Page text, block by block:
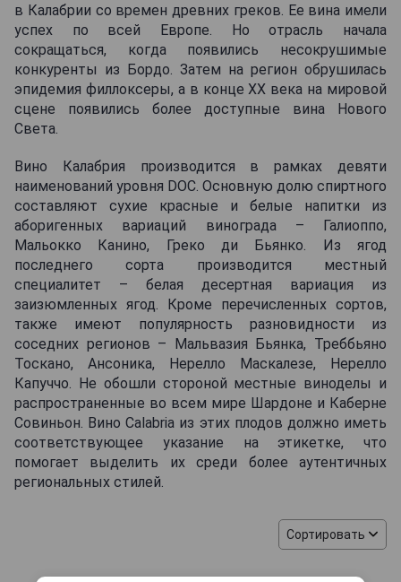
в Калабрии со времен древних греков. Ее вина имели
успех по всей Европе. Но отрасль начала
сокращаться, когда появились несокрушимые
конкуренты из Бордо. Затем на регион обрушилась
эпидемия филлоксеры, а в конце ХХ века на мировой
сцене появились более доступные вина Нового
Света.
Вино Калабрия производится в рамках девяти
наименований уровня DOC. Основную долю спиртного
составляют сухие красные и белые напитки из
аборигенных вариаций винограда – Галиоппо,
Мальокко Канино, Греко ди Бьянко. Из ягод
последнего сорта производится местный
специалитет – белая десертная вариация из
заизюмленных ягод. Кроме перечисленных сортов,
также имеют популярность разновидности из
соседних регионов – Мальвазия Бьянка, Треббьяно
Тоскано, Ансоника, Нерелло Маскалезе, Нерелло
Капуччо. Не обошли стороной местные виноделы и
распространенные во всем мире Шардоне и Каберне
Совиньон. Вино Calabria из этих плодов должно иметь
соответствующее указание на этикетке, что
помогает выделить их среди более аутентичных
региональных стилей.
Сортировать